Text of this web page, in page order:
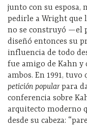
junto con su esposa,
pedirle a Wright que
no se construyó —el
diseñó entonces su
influencia de todo
fue amigo de Kahn y
ambos. En 1991,
petición popularpara
conferencia sobre
arquitecto moderno
desde su cabeza: